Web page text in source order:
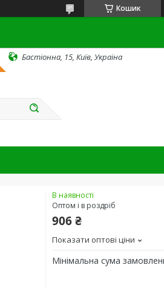
Кошик
Бастіонна, 15, Київ, Україна
В наявності
Оптом і в роздріб
906 ₴
Показати оптові ціни
Мінімальна сума